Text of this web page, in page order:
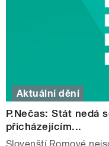
Aktuální dění
P.Nečas: Stát nedá
přicházejícím...
Slovenští Romové